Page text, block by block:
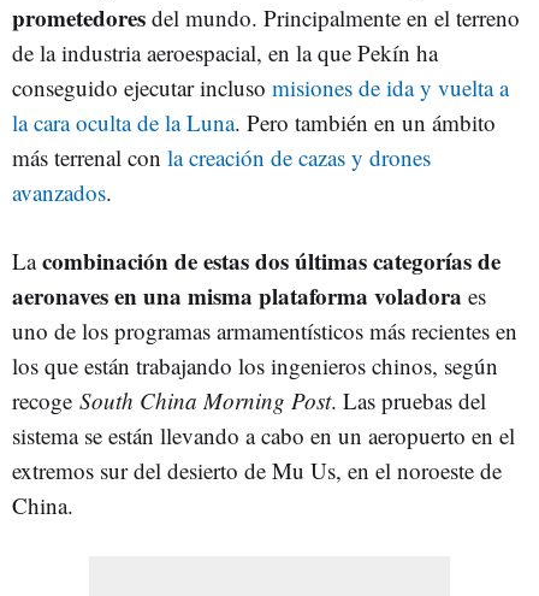
prometedores del mundo. Principalmente en el terreno
de la industria aeroespacial, en la que Pekín ha
conseguido ejecutar incluso misiones de ida y vuelta a
la cara oculta de la Luna. Pero también en un ámbito
más terrenal con la creación de cazas y drones
avanzados.
Lacombinación de estas dos últimas categorías de
aeronaves en una misma plataforma voladora es
uno de los programas armamentísticos más recientes en
los que están trabajando los ingenieros chinos, según
recoge South China Morning Post. Las pruebas del
sistema se están llevando a cabo en un aeropuerto en el
extremos sur del desierto de Mu Us, en el noroeste de
China.